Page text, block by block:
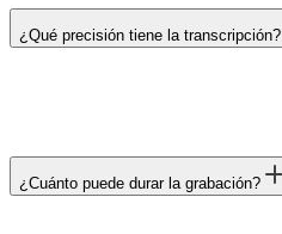
¿Qué precisión tiene la transcripción?
¿Cuánto puede durar la grabación?